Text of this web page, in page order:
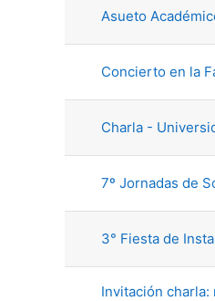
Asueto
Concierto en la
Charla -
7º Jornadas de
3° Fiesta de
Invitación